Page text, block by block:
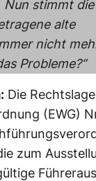
Nun stimmt
alte
nicht
Probleme?“
Die
(EWG)
zum